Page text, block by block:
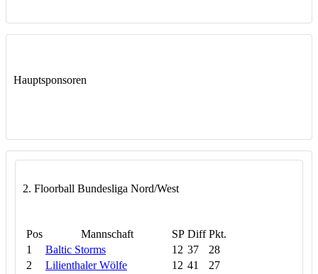
Hauptsponsoren
2. Floorball Bundesliga Nord/West
Pos Mannschaft SP Diff Pkt.
1
Baltic Storms 12 37
28
2
Lilienthaler Wölfe 12 41
27